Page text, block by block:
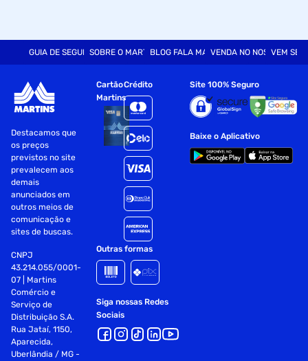
GUIA DE SEGURANÇASOBRE O MARTINSBLOG FALA MARTVENDA NO NOSSO SITE
VEM SER
Destacamos que
os preços
previstos no site
prevalecem aos
demais
anunciados em
outros meios de
comunicação e
sites de buscas.
CNPJ
43.214.055/0001-
07 | Martins
Comércio e
Serviço de
Distribuição S.A.
Rua Jataí, 1150,
Aparecida,
Uberlândia / MG -
Cartão
Martins
Crédito
Outras formas
Siga nossas Redes
Sociais
Site 100% Seguro
Baixe o Aplicativo